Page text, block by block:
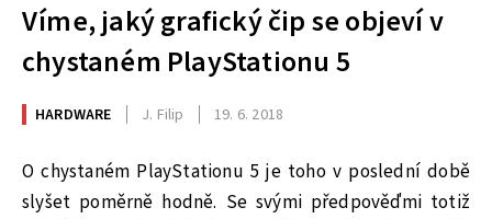
Víme, jaký grafický čip se objeví v
chystaném PlayStationu 5
HARDWARE J. Filip 19. 6. 2018
O chystaném PlayStationu 5 je toho v poslední době
slyšet poměrně hodně. Se svými předpověďmi totiž